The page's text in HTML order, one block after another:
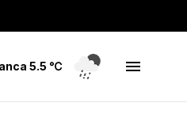
5.5 ℃